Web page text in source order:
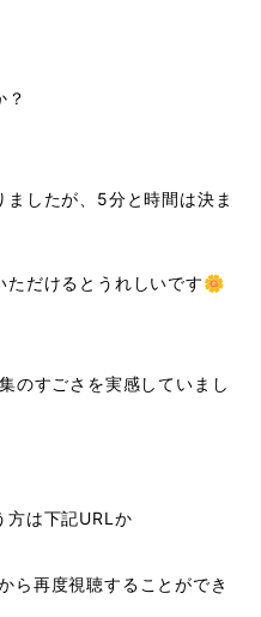
？
したが、5分と時間は決ま
ただけるとうれしいです🌼
のすごさを実感していまし
方は下記URLか
ら再度視聴することができ